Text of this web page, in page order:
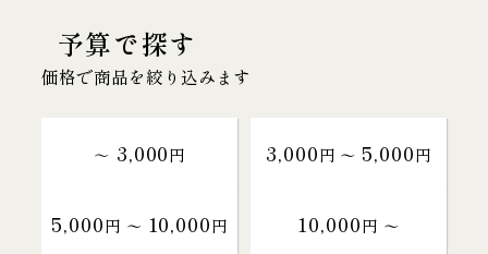
予算で探す
価格で商品を絞り込みます
～ 3,000円 3,000円 〜 5,000円
5,000円 〜 10,000円 10,000円 〜